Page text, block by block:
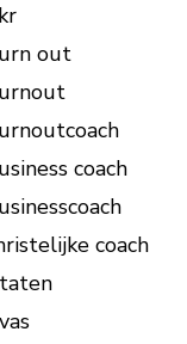
out
coach
coach